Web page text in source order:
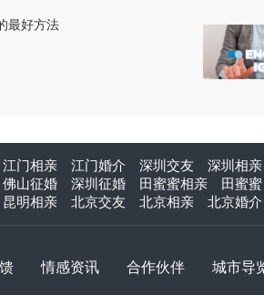
最好方法
江门相亲 江门婚介 深圳交友 深圳相亲
佛山征婚 深圳征婚 田蜜蜜相亲 田蜜蜜
昆明相亲 北京交友 北京相亲 北京婚介
情感资讯 合作伙伴 城市导